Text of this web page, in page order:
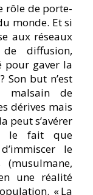
rôle de porte-
monde. Et si
aux réseaux
diffusion,
pour gaver la
Son but n’est
malsain de
dérives mais
peut s’avérer
le fait que
le
une réalité
« La